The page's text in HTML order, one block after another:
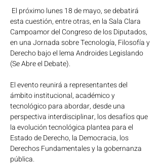
esta cuestión, entre otras, en la Sala Clara
Campoamor del Congreso de los Diputados,
en una Jornada sobre Tecnología, Filosofía y
Derecho bajo el lema Androides Legislando
(Se Abre el Debate).
El evento reunirá a representantes del
ámbito institucional, académico y
tecnológico para abordar, desde una
perspectiva interdisciplinar, los desafíos que
la evolución tecnológica plantea para el
Estado de Derecho, la Democracia, los
Derechos Fundamentales y la gobernanza
pública.